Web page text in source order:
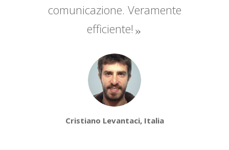
comunicazione. Veramente
efficiente!
Cristiano Levantaci, Italia